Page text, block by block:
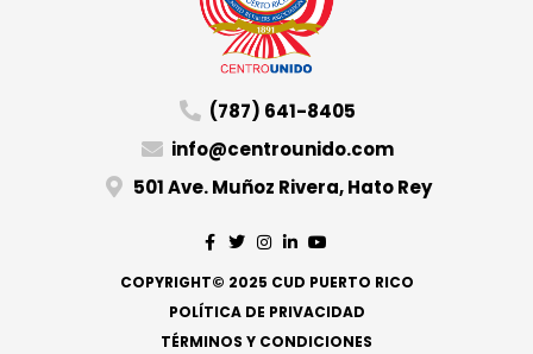
(787) 641-8405
info@centrounido.com
501 Ave. Muñoz Rivera, Hato Rey
COPYRIGHT© 2025 CUD PUERTO RICO
POLÍTICA DE PRIVACIDAD
TÉRMINOS Y CONDICIONES